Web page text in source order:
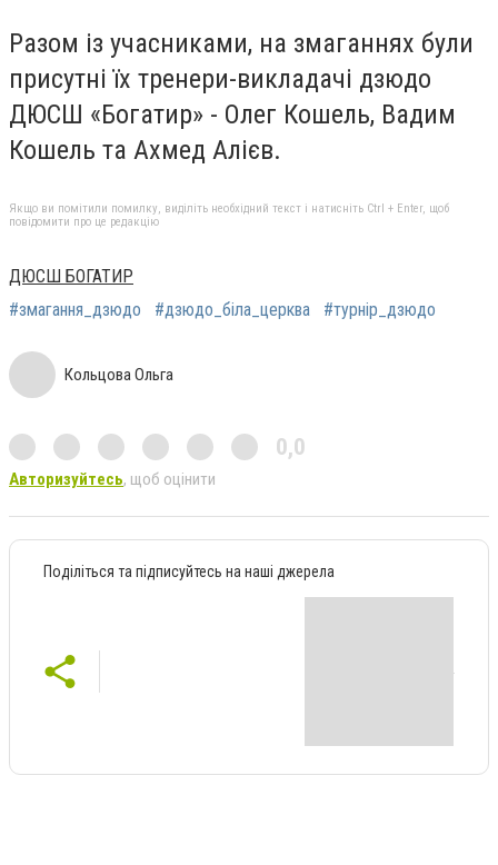
Разом із учасниками, на змаганнях були
присутні їх тренери-викладачі дзюдо
ДЮСШ «Богатир» - Олег Кошель, Вадим
Кошель та Ахмед Алієв.
Якщо ви помітили помилку, виділіть необхідний текст і натисніть Ctrl + Enter, щоб
повідомити про це редакцію
ДЮСШ БОГАТИР
#змагання_дзюдо
#дзюдо_біла_церква #турнір_дзюдо
Кольцова Ольга
0,0
Авторизуйтесь, щоб оцінити
Поділіться та підписуйтесь на наші джерела